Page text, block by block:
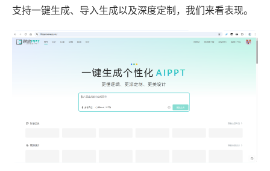
支持一键生成、导入生成以及深度定制，我们来看表现。